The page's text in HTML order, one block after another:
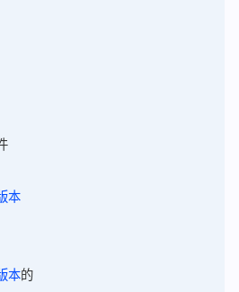
本
本的